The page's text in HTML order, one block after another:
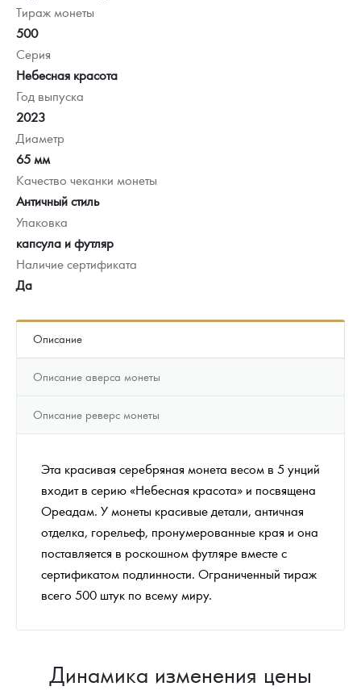
Тираж монеты
500
Серия
Небесная красота
Год выпуска
2023
Диаметр
65 мм
Качество чеканки монеты
Античный стиль
Упаковка
капсула и футляр
Наличие сертификата
Да
Описание
Описание аверса монеты
Описание реверс монеты
Эта красивая серебряная монета весом в 5 унций
входит в серию «Небесная красота» и посвящена
Ореадам. У монеты красивые детали, античная
отделка, горельеф, пронумерованные края и она
поставляется в роскошном футляре вместе с
сертификатом подлинности. Ограниченный тираж
всего 500 штук по всему миру.
Динамика изменения цены